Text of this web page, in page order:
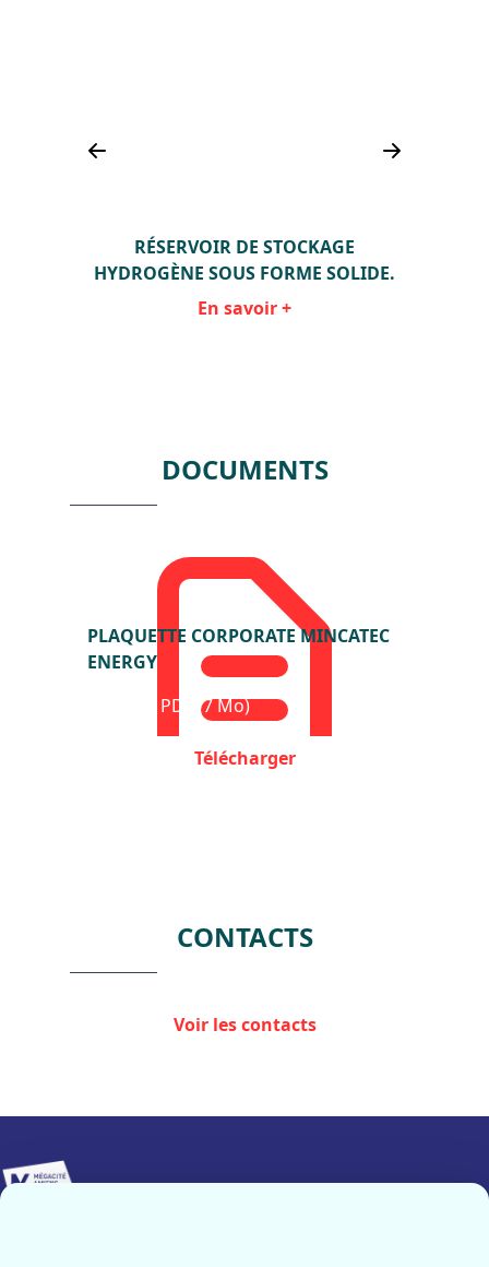
RÉSERVOIR DE STOCKAGE
HYDROGÈNE SOUS FORME SOLIDE.
En savoir +
DOCUMENTS
PLAQUETTE CORPORATE MINCATEC
ENERGY
Format : PDF (7 Mo)
Télécharger
CONTACTS
Voir les contacts